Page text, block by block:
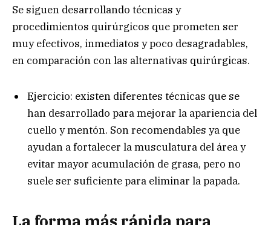
Se siguen desarrollando técnicas y
procedimientos quirúrgicos que prometen ser
muy efectivos, inmediatos y poco desagradables,
en comparación con las alternativas quirúrgicas.
Ejercicio: existen diferentes técnicas que se
han desarrollado para mejorar la apariencia del
cuello y mentón. Son recomendables ya que
ayudan a fortalecer la musculatura del área y
evitar mayor acumulación de grasa, pero no
suele ser suficiente para eliminar la papada.